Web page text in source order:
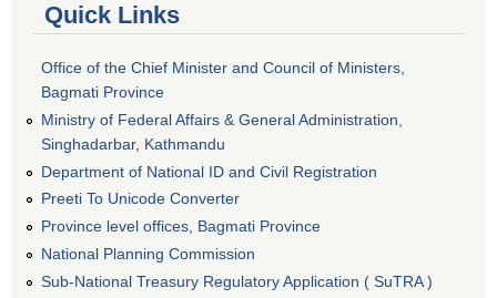
Quick Links
Office of the Chief Minister and Council of Ministers,
Bagmati Province
Ministry of Federal Affairs & General Administration,
Singhadarbar, Kathmandu
Department of National ID and Civil Registration
Preeti To Unicode Converter
Province level offices, Bagmati Province
National Planning Commission
Sub-National Treasury Regulatory Application ( SuTRA )